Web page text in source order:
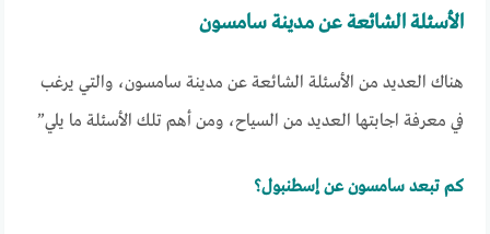
الأسئلة الشائعة عن مدينة سامسون
هناك العديد من الأسئلة الشائعة عن مدينة سامسون، والتي يرغب
في معرفة اجابتها العديد من السياح، ومن أهم تلك الأسئلة ما يلي”
كم تبعد سامسون عن إسطنبول؟